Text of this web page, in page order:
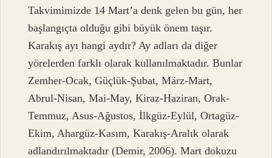
Takvimimizde 14 Mart’a denk gelen bu gün, her
başlangıçta olduğu gibi büyük önem taşır.
Karakış ayı hangi aydır? Ay adları da diğer
yörelerden farklı olarak kullanılmaktadır. Bunlar
Zemher-Ocak, Güçlük-Şubat, März-Mart,
Abrul-Nisan, Mai-May, Kiraz-Haziran, Orak-
Temmuz, Asus-Ağustos, İlkgüz-Eylül, Ortagüz-
Ekim, Ahargüz-Kasım, Karakış-Aralık olarak
adlandırılmaktadır (Demir, 2006). Mart dokuzu